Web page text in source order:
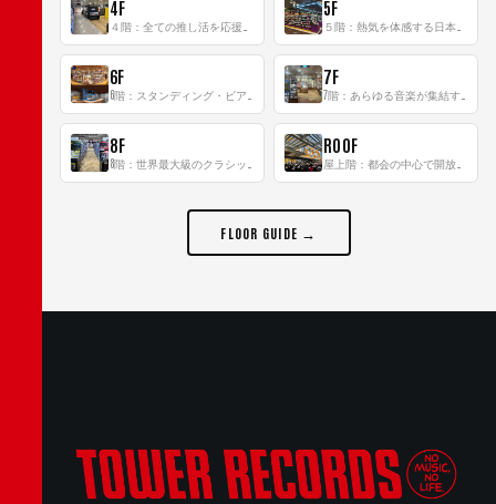
4F 5F
6F 7F
8F ROOF
FLOOR GUIDE →